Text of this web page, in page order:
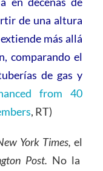
de una altura
más allá
comparando el
de gas y
from 40
, RT)
York Times,el
Post. No la